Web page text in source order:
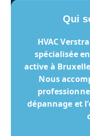
Qui
HVAC
spécialisée
active à
Nous
dépannage et